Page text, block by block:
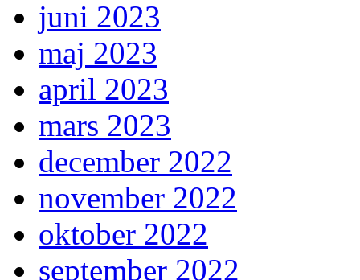
juni 2023
maj 2023
april 2023
mars 2023
december 2022
november 2022
oktober 2022
september 2022